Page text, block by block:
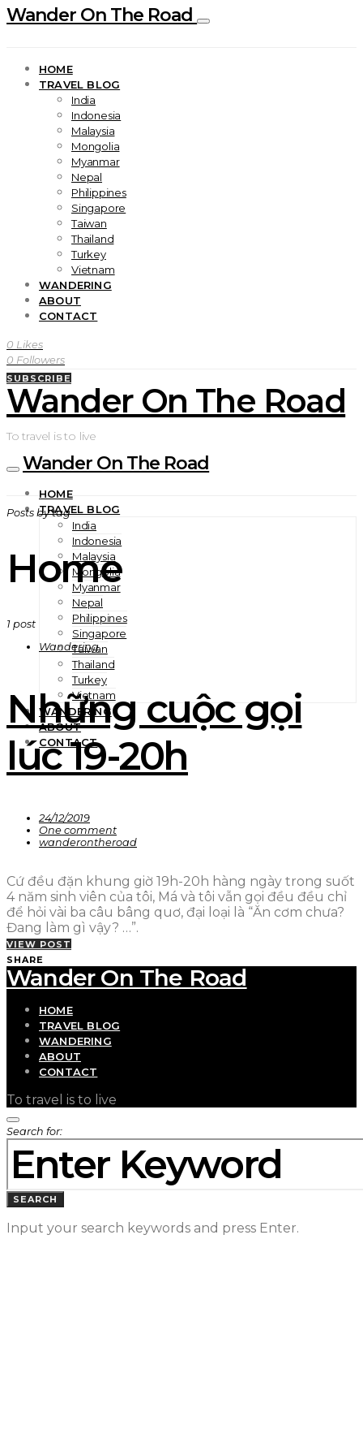
Wander On The Road
HOME
TRAVEL BLOG
India
Indonesia
Malaysia
Mongolia
Myanmar
Nepal
Philippines
Singapore
Taiwan
Thailand
Turkey
Vietnam
WANDERING
ABOUT
CONTACT
0 Likes
0 Followers
SUBSCRIBE
Wander On The Road
To travel is to live
Wander On The Road
HOME
TRAVEL BLOG
India
Indonesia
Malaysia
Mongolia
Myanmar
Nepal
Philippines
Singapore
Taiwan
Thailand
Turkey
Vietnam
WANDERING
ABOUT
CONTACT
Posts by tag
Home
1 post
Wandering
Những cuộc gọi
lúc 19-20h
24/12/2019
One comment
wanderontheroad
Cứ đều đặn khung giờ 19h-20h hàng ngày trong suốt
4 năm sinh viên của tôi, Má và tôi vẫn gọi đều đều chỉ
để hỏi vài ba câu bâng quơ, đại loại là “Ăn cơm chưa?
Đang làm gì vậy? …”.
VIEW POST
SHARE
Wander On The Road
HOME
TRAVEL BLOG
WANDERING
ABOUT
CONTACT
To travel is to live
Search for:
SEARCH
Input your search keywords and press Enter.